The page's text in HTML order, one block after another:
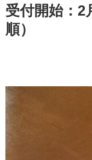
受付開始：2
順）